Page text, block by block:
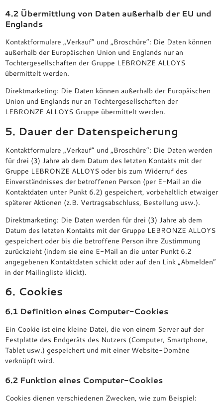
4.2 Übermittlung von Daten außerhalb der EU und
Englands
Kontaktformulare „Verkauf“ und „Broschüre“: Die Daten können
außerhalb der Europäischen Union und Englands nur an
Tochtergesellschaften der Gruppe LEBRONZE ALLOYS
übermittelt werden.
Direktmarketing: Die Daten können außerhalb der Europäischen
Union und Englands nur an Tochtergesellschaften der
LEBRONZE ALLOYS Gruppe übermittelt werden.
5. Dauer der Datenspeicherung
Kontaktformulare „Verkauf“ und „Broschüre“: Die Daten werden
für drei (3) Jahre ab dem Datum des letzten Kontakts mit der
Gruppe LEBRONZE ALLOYS oder bis zum Widerruf des
Einverständnisses der betroffenen Person (per E-Mail an die
Kontaktdaten unter Punkt 6.2) gespeichert, vorbehaltlich etwaiger
späterer Aktionen (z.B. Vertragsabschluss, Bestellung usw.).
Direktmarketing: Die Daten werden für drei (3) Jahre ab dem
Datum des letzten Kontakts mit der Gruppe LEBRONZE ALLOYS
gespeichert oder bis die betroffene Person ihre Zustimmung
zurückzieht (indem sie eine E-Mail an die unter Punkt 6.2
angegebenen Kontaktdaten schickt oder auf den Link „Abmelden“
in der Mailingliste klickt).
6. Cookies
6.1 Definition eines Computer-Cookies
Ein Cookie ist eine kleine Datei, die von einem Server auf der
Festplatte des Endgeräts des Nutzers (Computer, Smartphone,
Tablet usw.) gespeichert und mit einer Website-Domäne
verknüpft wird.
6.2 Funktion eines Computer-Cookies
Cookies dienen verschiedenen Zwecken, wie zum Beispiel: